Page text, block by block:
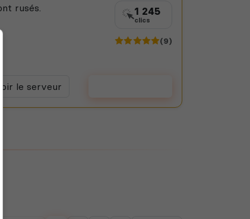
rusés.
1 245
clics
(9)
Voir le serveur